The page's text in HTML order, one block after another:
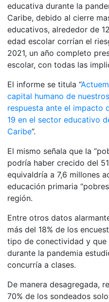
educativa durante la
Caribe, debido al cierre
educativos, alrededor de
edad escolar corrían el
2021, un año completo
escolar, con todas las
El informe se titula “
capital humano de
respuesta ante el impacto
19 en el sector educativo
Caribe”.
El mismo señala que la
podría haber crecido del
equivaldría a 7,6 millones
educación primaria
región.
Entre otros datos
más del 18% de los
tipo de conectividad y que
durante la pandemia
concurría a clases.
De manera desagregada,
70% de los sondeados